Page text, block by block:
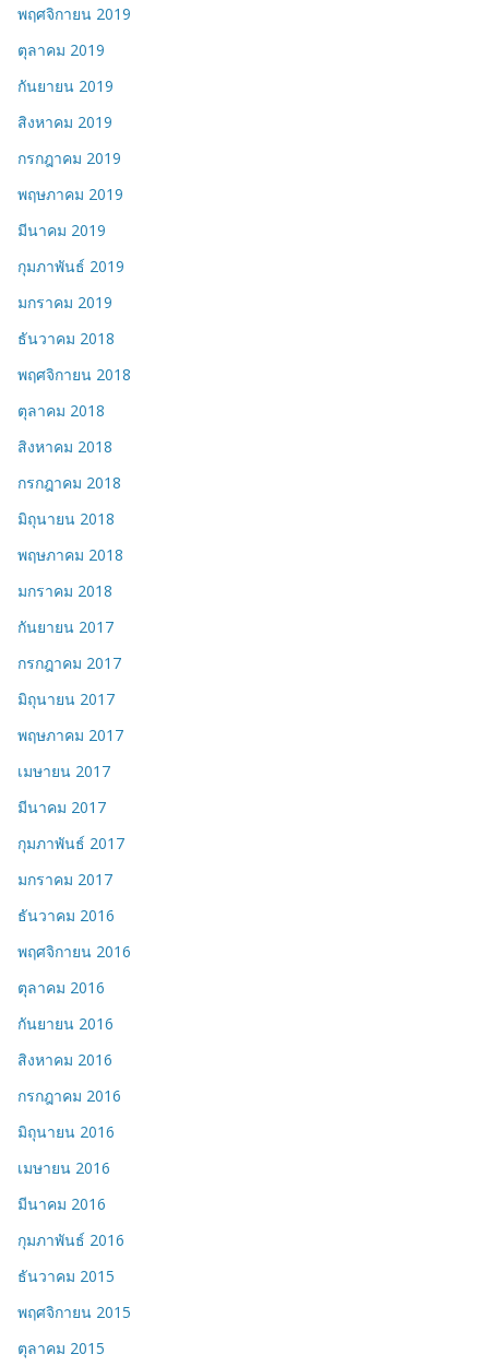
พฤศจิกายน 2019
ตุลาคม 2019
กันยายน 2019
สิงหาคม 2019
กรกฎาคม 2019
พฤษภาคม 2019
มีนาคม 2019
กุมภาพันธ์ 2019
มกราคม 2019
ธันวาคม 2018
พฤศจิกายน 2018
ตุลาคม 2018
สิงหาคม 2018
กรกฎาคม 2018
มิถุนายน 2018
พฤษภาคม 2018
มกราคม 2018
กันยายน 2017
กรกฎาคม 2017
มิถุนายน 2017
พฤษภาคม 2017
เมษายน 2017
มีนาคม 2017
กุมภาพันธ์ 2017
มกราคม 2017
ธันวาคม 2016
พฤศจิกายน 2016
ตุลาคม 2016
กันยายน 2016
สิงหาคม 2016
กรกฎาคม 2016
มิถุนายน 2016
เมษายน 2016
มีนาคม 2016
กุมภาพันธ์ 2016
ธันวาคม 2015
พฤศจิกายน 2015
ตุลาคม 2015